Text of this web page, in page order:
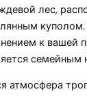
лес,
куполом.
к вашей
семейным
атмосфера